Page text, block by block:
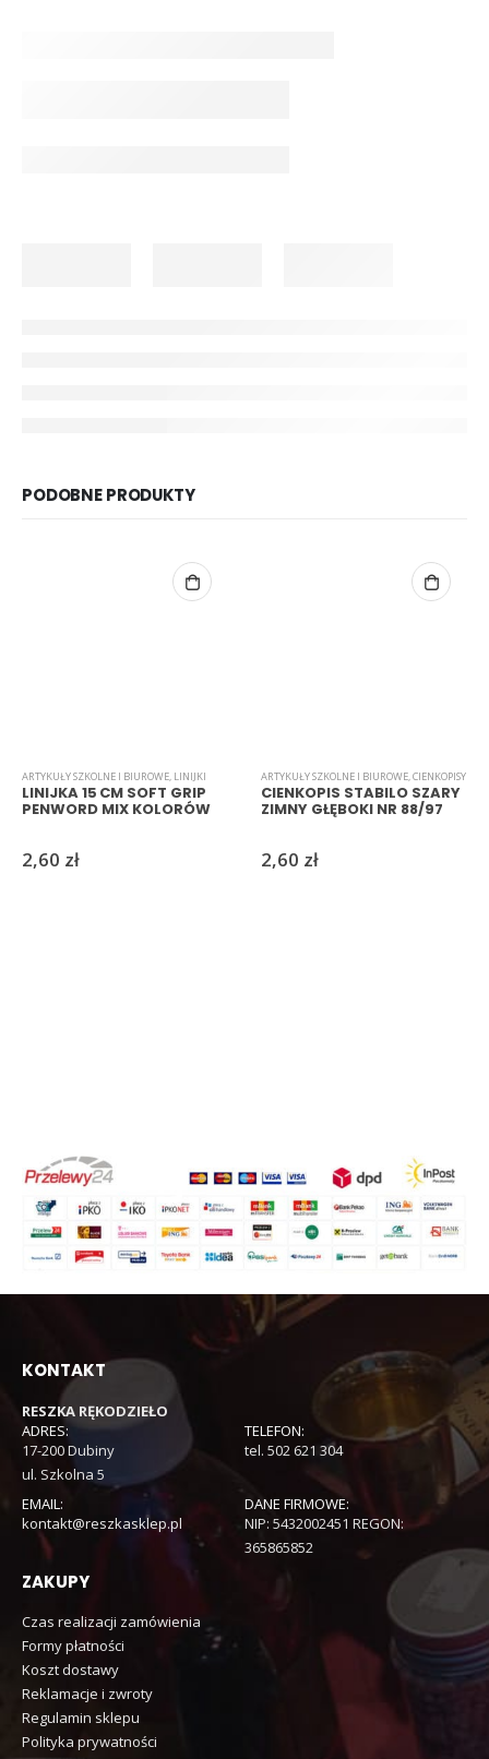
PODOBNE PRODUKTY
ARTYKUŁY SZKOLNE I BIUROWE, LINIJKI
LINIJKA 15 CM SOFT GRIP
PENWORD MIX KOLORÓW
2,60 zł
ARTYKUŁY SZKOLNE I BIUROWE,CIENKOPISY
CIENKOPIS STABILO SZARY
ZIMNY GŁĘBOKI NR 88/97
2,60 zł
KONTAKT
RESZKA RĘKODZIEŁO
ADRES:
17-200 Dubiny
ul. Szkolna 5
TELEFON:
tel. 502 621 304
EMAIL:
kontakt@reszkasklep.pl
DANE FIRMOWE:
NIP: 5432002451 REGON:
365865852
ZAKUPY
Czas realizacji zamówienia
Formy płatności
Koszt dostawy
Reklamacje i zwroty
Regulamin sklepu
Polityka prywatności